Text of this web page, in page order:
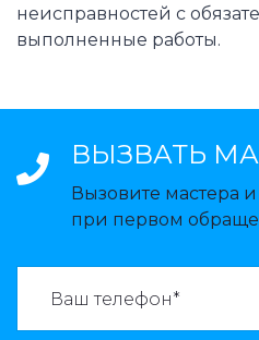
неисправностей с
выполненные работы.
ВЫЗВАТЬ
Вызовите мастера
при первом